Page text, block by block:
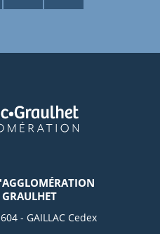
- GAILLAC Cedex